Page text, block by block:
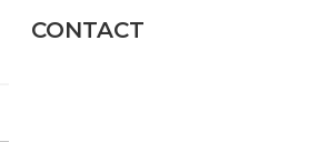
CONTACT